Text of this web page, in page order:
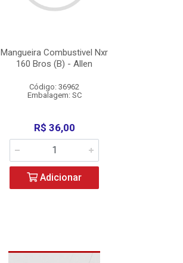
Mangueira Combustivel Nxr
160 Bros (B) - Allen
Código: 36962
Embalagem: SC
R$ 36,00
Adicionar